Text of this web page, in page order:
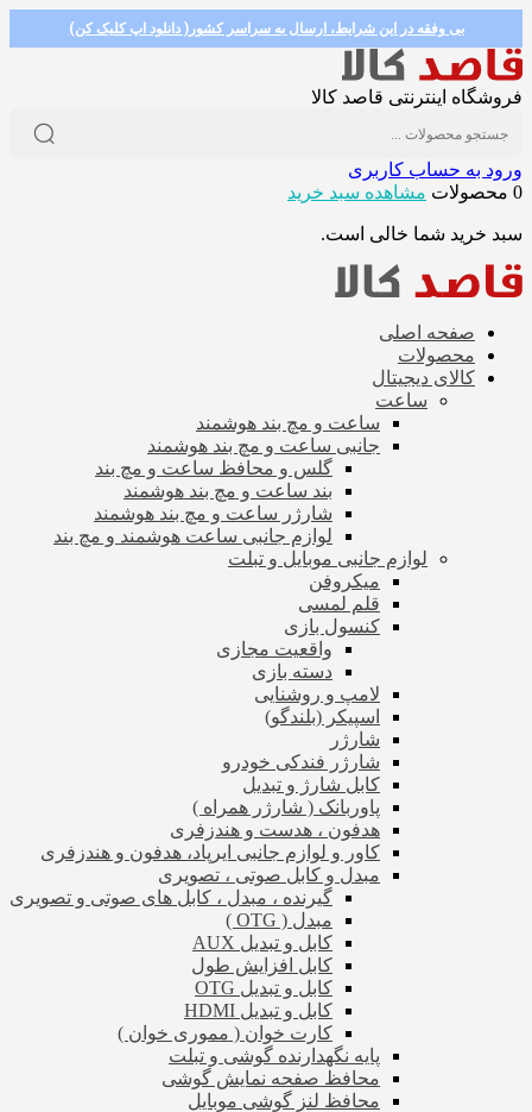
بی وفقه در این شرایط، ارسال به سراسر کشور( دانلود اپ کلیک کن)
فروشگاه اینترنتی قاصد کالا
ورود به حساب کاربری
0 محصولات
مشاهده سبد خرید
سبد خرید شما خالی است.
صفحه اصلی
محصولات
کالای دیجیتال
ساعت
ساعت و مچ بند هوشمند
جانبی ساعت و مچ بند هوشمند
گلس و محافظ ساعت و مچ بند
بند ساعت و مچ بند هوشمند
شارژر ساعت و مچ بند هوشمند
لوازم جانبی ساعت هوشمند و مچ بند
لوازم جانبی موبایل و تبلت
میکروفن
قلم لمسی
کنسول بازی
واقعیت مجازی
دسته بازی
لامپ و روشنایی
اسپیکر (بلندگو)
شارژر
شارژر فندکی خودرو
کابل شارژ و تبدیل
پاوربانک ( شارژر همراه )
هدفون ، هدست و هندزفری
کاور و لوازم جانبی ایرپاد، هدفون و هندزفری
مبدل و کابل صوتی ، تصویری
گیرنده ، مبدل ، کابل های صوتی و تصویری
مبدل ( OTG )
کابل و تبدیل AUX
کابل افزایش طول
کابل و تبدیل OTG
کابل و تبدیل HDMI
کارت خوان ( مموری خوان )
پایه نگهدارنده گوشی و تبلت
محافظ صفحه نمایش گوشی
محافظ لنز گوشی موبایل